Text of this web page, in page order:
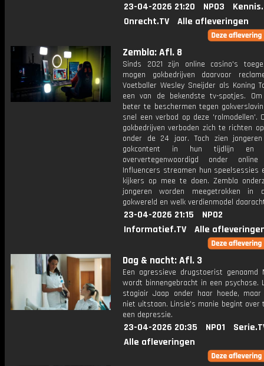
23-04-2026 21:20 NPO3
Onrecht.TV
Alle afleveringen
Zembla: Afl. 8
Sinds 2021 zijn online casino's
mogen gokbedrijven daarvoor
Voetballer Wesley Sneijder als Koning
een van de bekendste tv-spotjes. Om
beter te beschermen tegen
snel een verbod op deze 'rolmodellen'.
gokbedrijven verboden zich te richten
onder de 24 jaar. Toch zien
gokcontent in hun tijdlijn en
oververtegenwoordigd onder online
Influencers streamen hun speelsessies
kijkers op mee te doen. Zembla
jongeren worden meegetrokken in
gokwereld en welk verdienmodel
23-04-2026 21:15
NPO2
Informatief.TV
Alle
Dag & nacht: Afl. 3
Een agressieve drugstoerist genaamd
wordt binnengebracht in een psychose.
stagiair Jaap onder haar hoede,
niet uitstaan. Linsie's manie begint over
een depressie.
23-04-2026 20:35 NPO1
Alle afleveringen